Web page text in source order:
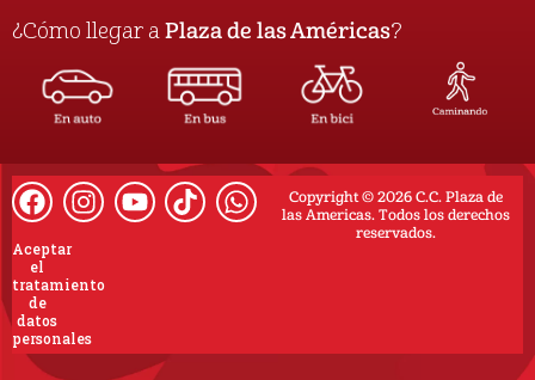
¿Cómo llegar a Plaza de las Américas?
Copyright © 2026 C.C. Plaza de
las Americas. Todos los derechos
reservados.
Aceptar
el
tratamiento
de
datos
personales